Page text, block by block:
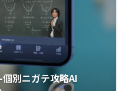
別ニガテ攻略AI